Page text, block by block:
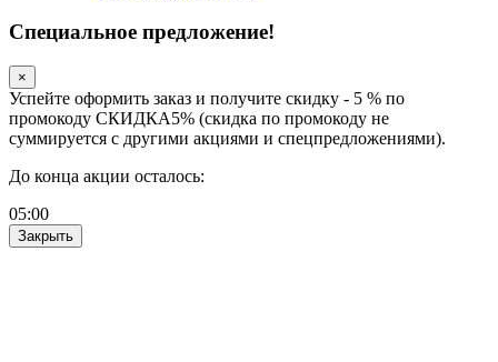
Специальное предложение!
×
Успейте оформить заказ и получите скидку - 5 % по
промокоду СКИДКА5% (скидка по промокоду не
суммируется с другими акциями и спецпредложениями).
До конца акции осталось:
05:00
Закрыть